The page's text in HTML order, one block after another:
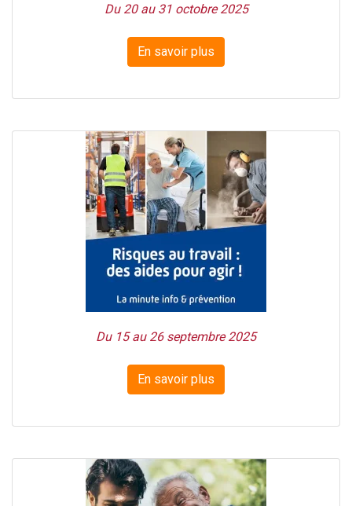
Du 20 au 31 octobre 2025
En savoir plus
Du 15 au 26 septembre 2025
En savoir plus